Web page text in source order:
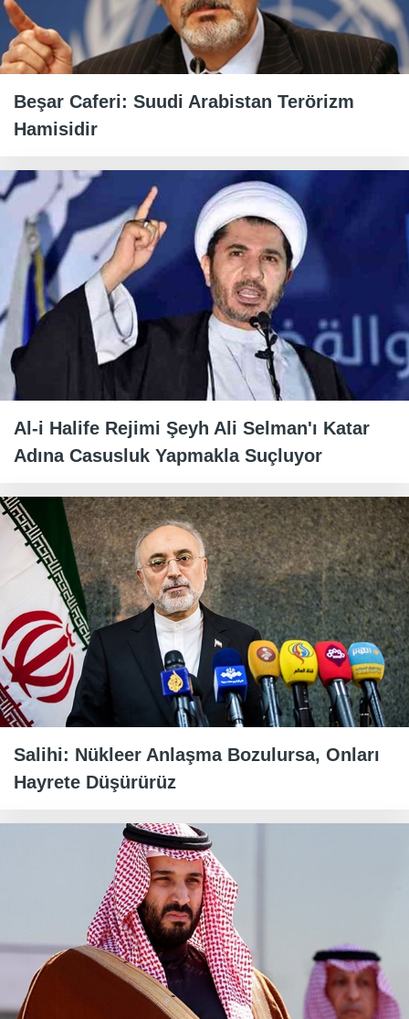
Beşar Caferi: Suudi Arabistan Terörizm
Hamisidir
Al-i Halife Rejimi Şeyh Ali Selman'ı Katar
Adına Casusluk Yapmakla Suçluyor
Salihi: Nükleer Anlaşma Bozulursa, Onları
Hayrete Düşürürüz